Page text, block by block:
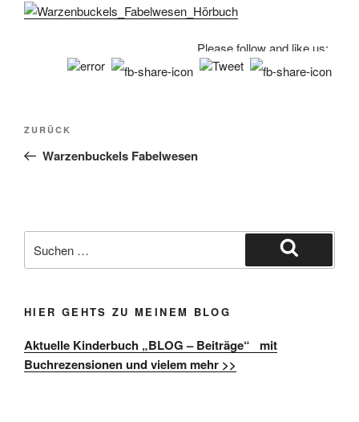
Please follow and like us:
Beitragsnavigation
Vorheriger
Beitrag
ZURÜCK
Warzenbuckels Fabelwesen
nach:
Suchen
HIER GEHTS ZU MEINEM BLOG
Aktuelle Kinderbuch „BLOG – Beiträge“ mit
Buchrezensionen und vielem mehr >>